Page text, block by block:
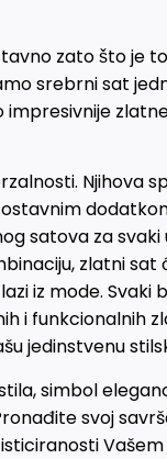
zato što je
srebrni sat
Njihova
satova za svaki
zlatni
iz mode. Svaki
i funkcionalnih
jedinstvenu
simbol
svoj